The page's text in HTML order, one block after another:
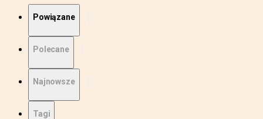
Powiązane
Polecane
Najnowsze
Tagi